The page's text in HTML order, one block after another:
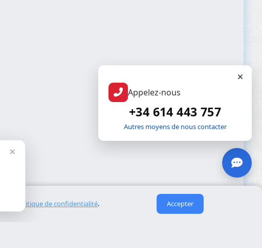
Politique de confidentialité. Accepter
Appelez-nous
+34 614 443 757
Autres moyens de nous contacter
×